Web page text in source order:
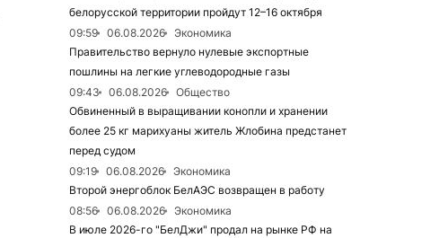
белорусской территории пройдут 12–16 октября
09:59
06.08.2026
Экономика
Правительство вернуло нулевые экспортные
пошлины на легкие углеводородные газы
09:43
06.08.2026
Общество
Обвиненный в выращивании конопли и хранении
более 25 кг марихуаны житель Жлобина предстанет
перед судом
09:19
06.08.2026
Экономика
Второй энергоблок БелАЭС возвращен в работу
08:56
06.08.2026
Экономика
В июле 2026-го "БелДжи" продал на рынке РФ на